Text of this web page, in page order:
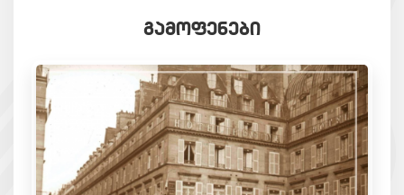
ᲒᲐᲛᲝᲤᲔᲜᲔᲑᲘ